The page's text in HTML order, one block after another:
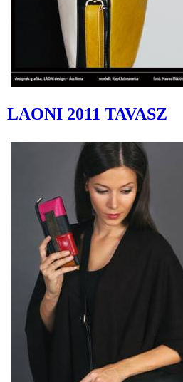
LAONI 2011 TAVASZ